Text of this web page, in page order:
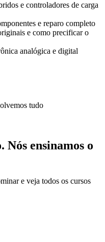
e controladores de carga
e reparo completo
e como precificar o
analógica e digital
tudo
Nós ensinamos o
e veja todos os cursos